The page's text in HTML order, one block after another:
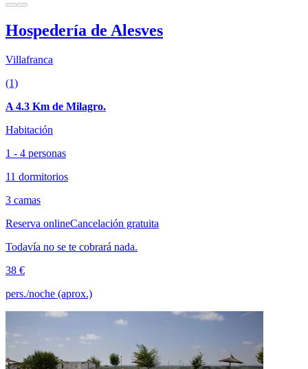
Hospedería de Alesves
Villafranca
(1)
A 4.3 Km de Milagro.
Habitación
1 - 4 personas
11 dormitorios
3 camas
Reserva onlineCancelación gratuita
Todavía no se te cobrará nada.
38 €
pers./noche (aprox.)